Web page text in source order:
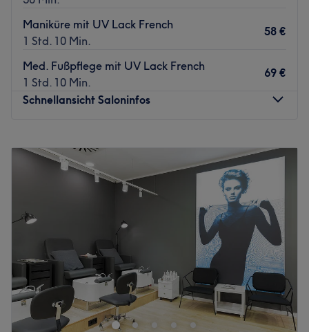
Maniküre mit UV Lack French
1 Std. 10 Min.
58 €
Med. Fußpflege mit UV Lack French
1 Std. 10 Min.
69 €
Schnellansicht Saloninfos
Dienstag
Geschlossen
Mittwoch
09:30–22:00
09:30–22:00
09:30–22:00
Samstag
09:30
22:00
10:00 21:30
QinLin Wellness - Massage & Kosmetik befindet sich in
der Düsseldorfer Stadtmitte und bietet dir eine Vielzahl
von Behandlungen an.
Nächste öffentliche Verkehrsmittel: